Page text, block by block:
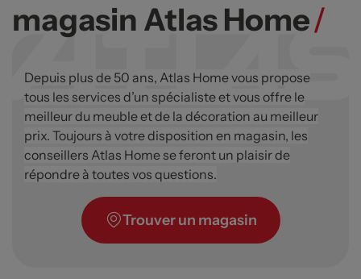
magasin Atlas Home/
Depuis plus de 50 ans, Atlas Home vous propose
tous les services d’un spécialiste et vous offre le
meilleur du meuble et de la décoration au meilleur
prix. Toujours à votre disposition en magasin, les
conseillers Atlas Home se feront un plaisir de
répondre à toutes vos questions.
Trouver un magasin